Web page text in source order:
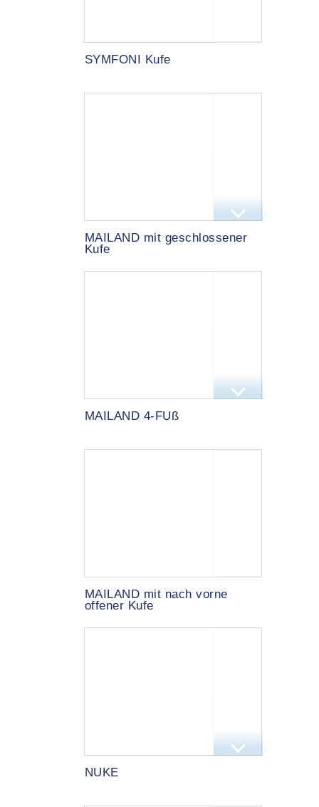
SYMFONI Kufe
MAILAND mit geschlossener
Kufe
MAILAND 4-FUß
MAILAND mit nach vorne
offener Kufe
NUKE